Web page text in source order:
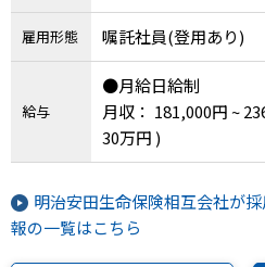
三重県、山梨県、新
県、静岡県、埼玉県
県、岐阜県、愛知県
兵庫県、奈良県、和
山県、広島県、山口
県、高知県、福岡県
大分県、宮崎県、鹿
雇用形態 嘱託社員(登用あり)
給与
●月給日給制
月収： 181,000円 ~
30万円 )
明治安田生命保険相互会社が
報の一覧はこちら